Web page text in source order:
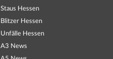
Staus Hessen
Blitzer Hessen
Unfälle Hessen
A3 News